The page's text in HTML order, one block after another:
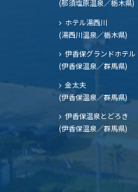
(那須塩原温泉／栃木県)
ホテル湯西川
(湯西川温泉／栃木県)
伊香保グランドホテル
(伊香保温泉／群馬県)
金太夫
(伊香保温泉／群馬県)
伊香保温泉とどろき
(伊香保温泉／群馬県)